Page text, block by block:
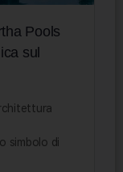
Pools
sul
simbolo di